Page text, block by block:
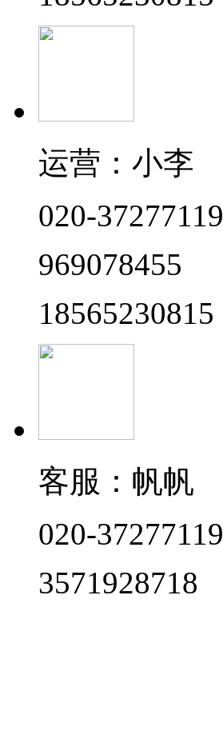
运营：小李
020-37277119
969078455
18565230815
客服：帆帆
020-37277119
3571928718